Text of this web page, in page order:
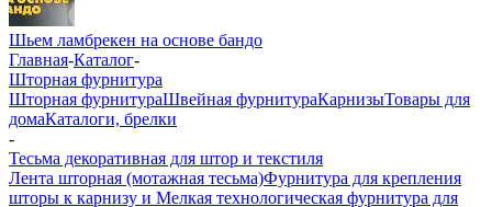
Шьем ламбрекен на основе бандо
Главная-Каталог-
Шторная фурнитура
Шторная фурнитураШвейная фурнитураКарнизыТовары для
домаКаталоги, брелки
-
Тесьма декоративная для штор и текстиля
Лента шторная (мотажная тесьма)Фурнитура для крепления
шторы к карнизу и Мелкая технологическая фурнитура для